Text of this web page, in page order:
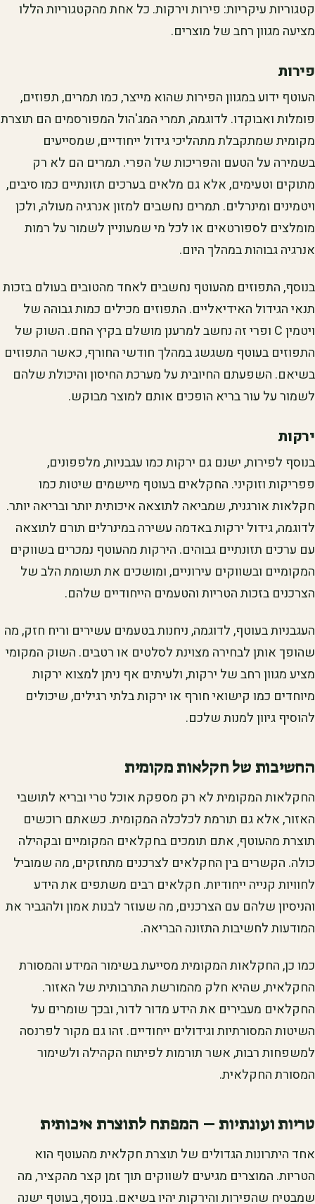
קטגוריות עיקריות: פירות וירקות. כל אחת מהקטגוריות הללו
מציעה מגוון רחב של מוצרים.
פירות
העוטף ידוע במגוון הפירות שהוא מייצר, כמו תמרים, תפוזים,
פומלות ואבוקדו. לדוגמה, תמרי המג'הול המפורסמים הם תוצרת
מקומית שמתקבלת מתהליכי גידול ייחודיים, שמסייעים
בשמירה על הטעם והפריכות של הפרי. תמרים הם לא רק
מתוקים וטעימים, אלא גם מלאים בערכים תזונתיים כמו סיבים,
ויטמינים ומינרלים. תמרים נחשבים למזון אנרגיה מעולה, ולכן
מומלצים לספורטאים או לכל מי שמעוניין לשמור על רמות
אנרגיה גבוהות במהלך היום.
בנוסף, התפוזים מהעוטף נחשבים לאחד מהטובים בעולם בזכות
תנאי הגידול האידיאליים. התפוזים מכילים כמות גבוהה של
ויטמין C ופרי זה נחשב למרענן מושלם בקיץ החם. השוק של
התפוזים בעוטף משגשג במהלך חודשי החורף, כאשר התפוזים
בשיאם. השפעתם החיובית על מערכת החיסון והיכולת שלהם
לשמור על עור בריא הופכים אותם למוצר מבוקש.
ירקות
בנוסף לפירות, ישנם גם ירקות כמו עגבניות, מלפפונים,
פפריקות וזוקיני. החקלאים בעוטף מיישמים שיטות כמו
חקלאות אורגנית, שמביאה לתוצאה איכותית יותר ובריאה יותר.
לדוגמה, גידול ירקות באדמה עשירה במינרלים תורם לתוצאה
עם ערכים תזונתיים גבוהים. הירקות מהעוטף נמכרים בשווקים
המקומיים ובשווקים עירוניים, ומושכים את תשומת הלב של
הצרכנים בזכות הטריות והטעמים הייחודיים שלהם.
העגבניות בעוטף, לדוגמה, ניחנות בטעמים עשירים וריח חזק, מה
שהופך אותן לבחירה מצוינת לסלטים או רטבים. השוק המקומי
מציע מגוון רחב של ירקות, ולעיתים אף ניתן למצוא ירקות
מיוחדים כמו קישואי חורף או ירקות בלתי רגילים, שיכולים
להוסיף גיוון למנות שלכם.
החשיבות של חקלאות מקומית
החקלאות המקומית לא רק מספקת אוכל טרי ובריא לתושבי
האזור, אלא גם תורמת לכלכלה המקומית. כשאתם רוכשים
תוצרת מהעוטף, אתם תומכים בחקלאים המקומיים ובקהילה
כולה. הקשרים בין החקלאים לצרכנים מתחזקים, מה שמוביל
לחוויות קנייה ייחודיות. חקלאים רבים משתפים את הידע
והניסיון שלהם עם הצרכנים, מה שעוזר לבנות אמון ולהגביר את
המודעות לחשיבות התזונה הבריאה.
כמו כן, החקלאות המקומית מסייעת בשימור המידע והמסורת
החקלאית, שהיא חלק מהמורשת התרבותית של האזור.
החקלאים מעבירים את הידע מדור לדור, ובכך שומרים על
השיטות המסורתיות וגידולים ייחודיים. זהו גם מקור לפרנסה
למשפחות רבות, אשר תורמות לפיתוח הקהילה ולשימור
המסורת החקלאית.
טריות ועונתיות – המפתח לתוצרת איכותית
אחד היתרונות הגדולים של תוצרת חקלאית מהעוטף הוא
הטריות. המוצרים מגיעים לשווקים תוך זמן קצר מהקציר, מה
שמבטיח שהפירות והירקות יהיו בשיאם. בנוסף, בעוטף ישנה